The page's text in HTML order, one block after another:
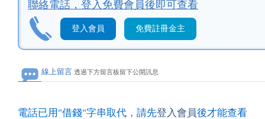
聯絡電話， 登入免費會員後即可查看
登入會員 免費註冊金主
線上留言 透過下方留言板留下公開訊息
電話已用"借錢"字串取代，請先登入會員後才能查看